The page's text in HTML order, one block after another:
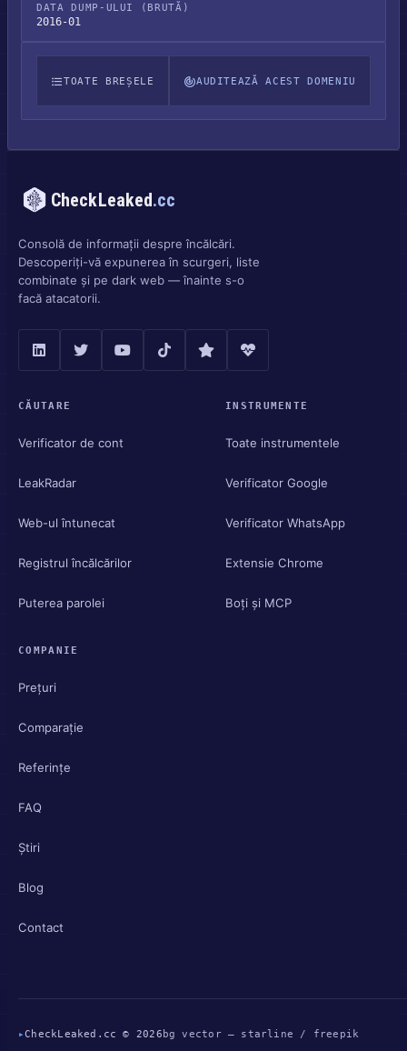
DATA DUMP-ULUI (BRUTĂ)
2016-01
TOATE BREȘELE AUDITEAZĂ ACEST DOMENIU
CheckLeaked.cc
Consolă de informații despre încălcări.
Descoperiți-vă expunerea în scurgeri, liste
combinate și pe dark web — înainte s-o
facă atacatorii.
CĂUTARE
Verificator de cont
LeakRadar
Web-ul întunecat
Registrul încălcărilor
Puterea parolei
INSTRUMENTE
Toate instrumentele
Verificator Google
Verificator WhatsApp
Extensie Chrome
Boți și MCP
COMPANIE
Prețuri
Comparație
Referințe
FAQ
Știri
Blog
Contact
▸CheckLeaked.cc © 2026 bg vector — starline / freepik